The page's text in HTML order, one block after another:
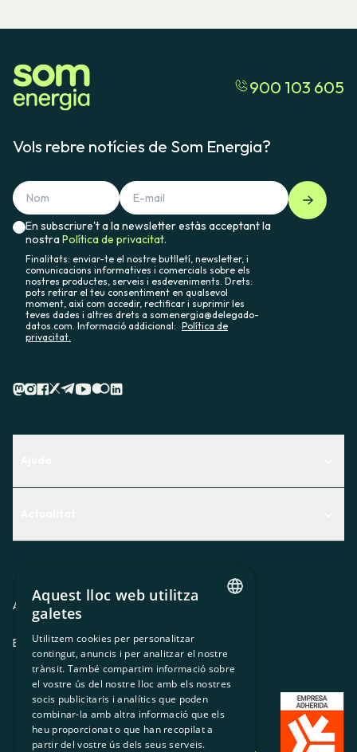
900 103 605
Vols rebre notícies de Som Energia?
En subscriure't a la newsletter estàs acceptant la
nostraPolítica de privacitat.
Finalitats: enviar-te el nostre butlletí, newsletter, i
comunicacions informatives i comercials sobre els
nostres productes, serveis i esdeveniments. Drets:
pots retirar el teu consentiment en qualsevol
moment, així com accedir, rectificar i suprimir les
teves dades i altres drets a somenergia@delegado-
datos.com. Informació addicional: Política de
privacitat.
Premsa
Treballa amb nosaltres
Avis legal Política de privacitatPolítica de cookies
ES CAGLEU
SPANISH
GL
BASQUE
Aquest lloc web utilitza
galetes
Utilitzem cookies per personalitzar
contingut, anuncis i per analitzar el nostre
trànsit. També compartim informació sobre
el vostre ús del nostre lloc amb els nostres
socis publicitaris i analítics que poden
combinar-la amb altra informació que els
heu proporcionat o que han recopilat a
partir del vostre ús dels seus serveis.